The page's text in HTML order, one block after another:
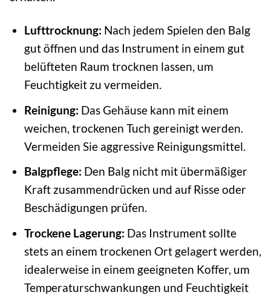
Lufttrocknung: Nach jedem Spielen den Balg
gut öffnen und das Instrument in einem gut
belüfteten Raum trocknen lassen, um
Feuchtigkeit zu vermeiden.
Reinigung: Das Gehäuse kann mit einem
weichen, trockenen Tuch gereinigt werden.
Vermeiden Sie aggressive Reinigungsmittel.
Balgpflege: Den Balg nicht mit übermäßiger
Kraft zusammendrücken und auf Risse oder
Beschädigungen prüfen.
Trockene Lagerung: Das Instrument sollte
stets an einem trockenen Ort gelagert werden,
idealerweise in einem geeigneten Koffer, um
Temperaturschwankungen und Feuchtigkeit